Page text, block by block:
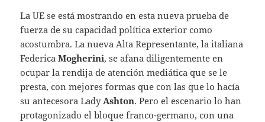
La UE se está mostrando en esta nueva prueba de
fuerza de su capacidad política exterior como
acostumbra. La nueva Alta Representante, la italiana
FedericaMogherini, se afana diligentemente en
ocupar la rendija de atención mediática que se le
presta, con mejores formas que con las que lo hacía
su antecesora LadyAshton. Pero el escenario lo han
protagonizado el bloque franco-germano, con una